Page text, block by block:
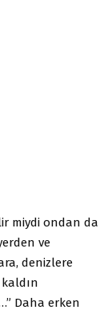
miydi ondan da
ve
denizlere
Daha erken